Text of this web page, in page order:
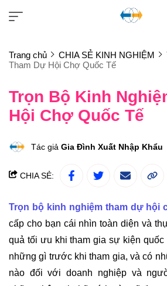
Trang chủ CHIA SẺ KINH NGHIỆM
Tham Dự Hội Chợ Quốc Tế
Trọn Bộ Kinh
Hội Chợ Quốc Tế
Tác giả Gia Đình Xuất Nhập Khẩu
CHIA SẺ:
Trọn bộ kinh nghiệm tham dự hội
cấp cho bạn cái nhìn toàn diện và
quả tối ưu khi tham gia sự kiện quốc
những gì trước khi tham gia, và có
nào đối với doanh nghiệp và